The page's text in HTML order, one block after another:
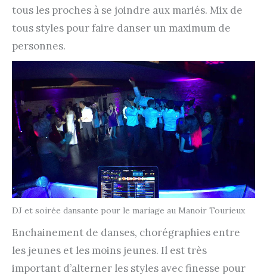
tous les proches à se joindre aux mariés. Mix de
tous styles pour faire danser un maximum de
personnes.
DJ et soirée dansante pour le mariage au Manoir Tourieux
Enchainement de danses, chorégraphies entre
les jeunes et les moins jeunes. Il est très
important d’alterner les styles avec finesse pour